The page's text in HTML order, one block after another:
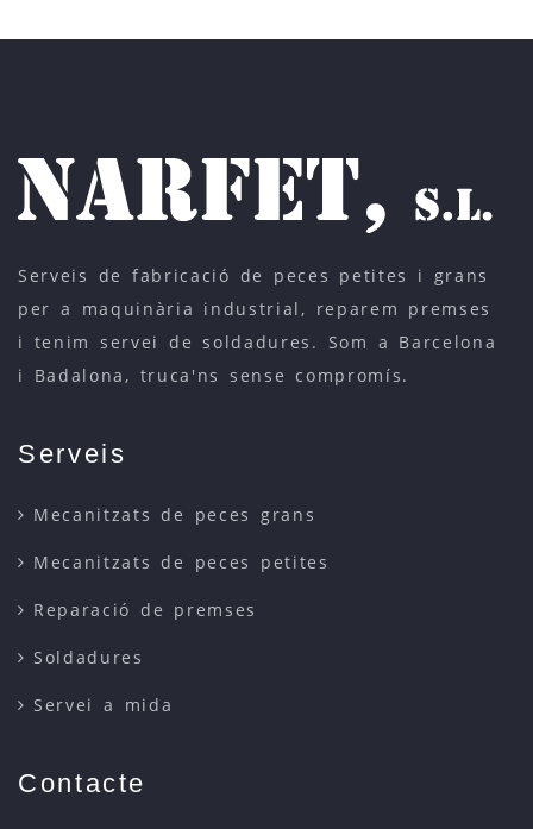
Serveis de fabricació de peces petites i grans
per a maquinària industrial, reparem premses
i tenim servei de soldadures. Som a Barcelona
i Badalona, truca'ns sense compromís.
Serveis
Mecanitzats de peces grans
Mecanitzats de peces petites
Reparació de premses
Soldadures
Servei a mida
Contacte